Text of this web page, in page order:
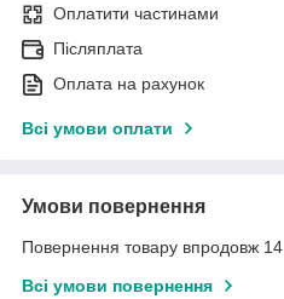
Оплатити частинами
Післяплата
Оплата на рахунок
Всі умови оплати
Умови повернення
Повернення товару впродовж 14
Всі умови повернення